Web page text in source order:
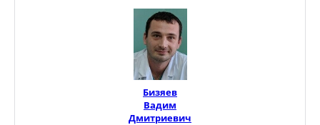
Бизяев
Вадим
Дмитриевич